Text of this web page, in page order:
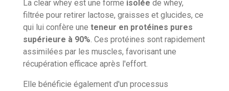
La clear whey est une forme isolée de whey,
filtrée pour retirer lactose, graisses et glucides, ce
qui lui confère une teneur en protéines pures
supérieure à 90%. Ces protéines sont rapidement
assimilées par les muscles, favorisant une
récupération efficace après l'effort.
Elle bénéficie également d'un processus